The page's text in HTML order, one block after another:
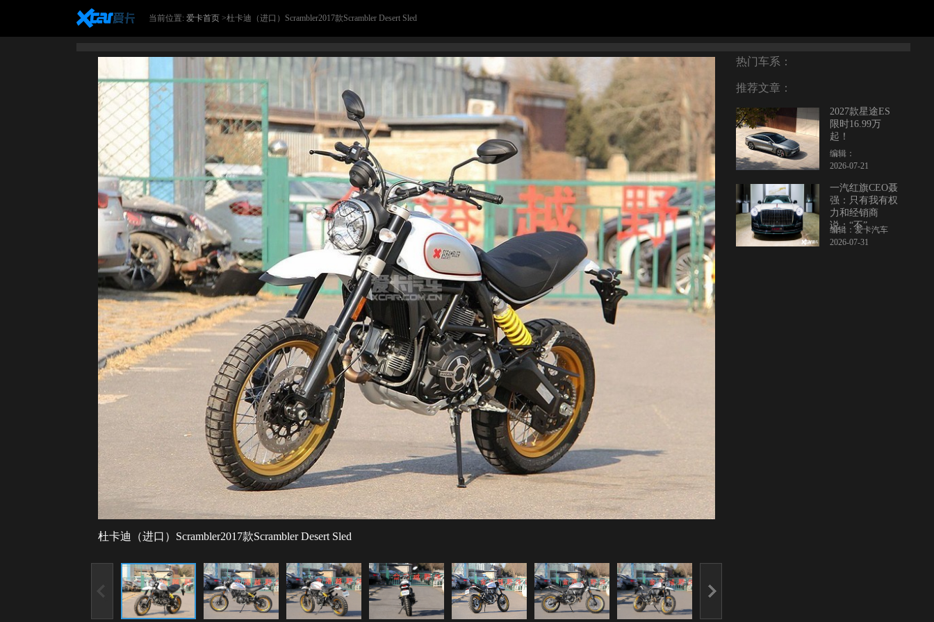
当前位置: 爱卡首页 >杜卡迪（进口）Scrambler2017款Scrambler Desert Sled
杜卡迪（进口）Scrambler2017款Scrambler Desert Sled
热门车系：
推荐文章：
2027款星途ES
限时16.99万
起！
编辑：
2026-07-21
一汽红旗CEO聂
强：只有我有权
力和经销商
说：“不”
编辑：爱卡汽车
2026-07-31